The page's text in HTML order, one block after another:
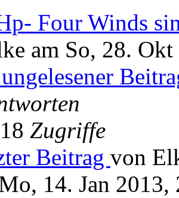
Four Winds
am So, 28.
Zugriffe
Beitrag von
14. Jan 2013,